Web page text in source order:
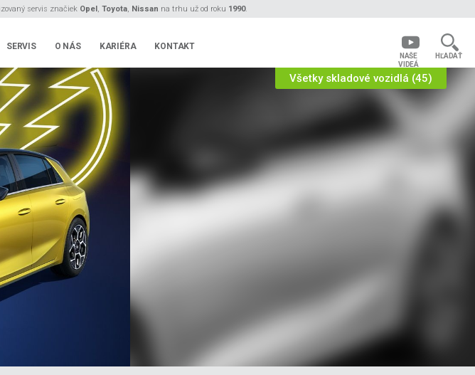
servis značiek Opel, Toyota, Nissan na trhu už od roku 1990.
SERVIS O NÁS KARIÉRA KONTAKT
NAŠE
VIDEÁ
HĽADAŤ
Všetky skladové vozidlá (45)